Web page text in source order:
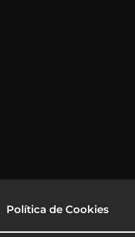
Política de Cookies